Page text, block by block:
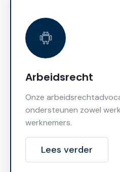
Arbeidsrecht
Onze
ondersteunen zowel
werknemers.
Lees verder